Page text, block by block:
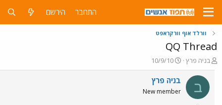
התחבר הירשם
וורלד אוף וורקראפט
QQ Thread
פ
ו
ת
ח
ה
בניה פרץ
פ
ו
ר
ס
ם
10/9/10
ב בניה פרץ
New member